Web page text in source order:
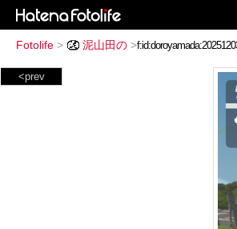
Fotolife > 泥山田の >
<prev